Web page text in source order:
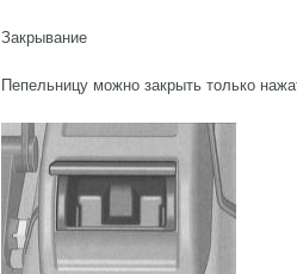
Закрывание
Пепельницу можно закрыть только